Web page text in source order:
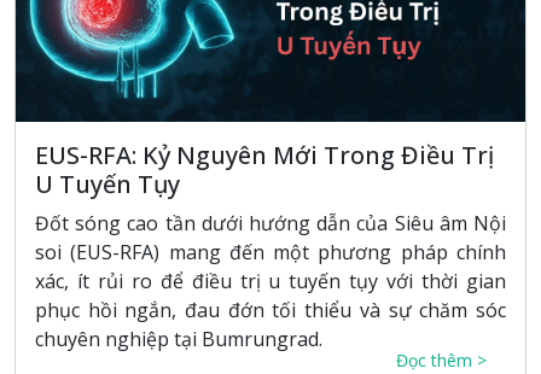
EUS-RFA: Kỷ Nguyên Mới Trong Điều Trị
U Tuyến Tụy
Đốt sóng cao tần dưới hướng dẫn của Siêu âm Nội
soi (EUS-RFA) mang đến một phương pháp chính
xác, ít rủi ro để điều trị u tuyến tụy với thời gian
phục hồi ngắn, đau đớn tối thiểu và sự chăm sóc
chuyên nghiệp tại Bumrungrad.
Đọc thêm >